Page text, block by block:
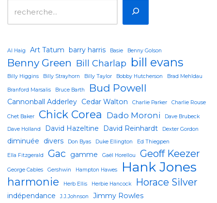
Al Haig Art Tatum barry harris Basie Benny Golson
Benny Green Bill Charlap bill evans
Billy Higgins Billy Strayhorn Billy Taylor Bobby Hutcherson Brad Mehldau
Branford Marsalis Bruce Barth Bud Powell
Cannonball Adderley Cedar Walton Charlie Parker Charlie Rouse
Chet Baker Chick Corea Dado Moroni
Dave Brubeck
Dave Holland
David Hazeltine David Reinhardt Dexter Gordon
diminuée divers Don Byas Duke Ellington Ed Thiegpen
Ella Fitzgerald Gac gamme Gaël Horellou Geoff Keezer
George Cables Gershwin Hampton Hawes Hank Jones
harmonie Herb Ellis Herbie Hancock Horace Silver
indépendance J.J.Johnson Jimmy Rowles